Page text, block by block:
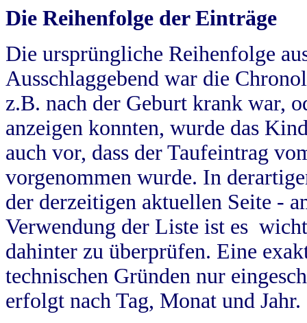
Die Reihenfolge der Einträge
Die ursprüngliche Reihenfolge
Ausschlaggebend war die
z.B. nach der Geburt krank war,
anzeigen konnten, wurde das
auch vor, dass der Taufeintrag
vorgenommen wurde. In
der derzeitigen aktuellen Seite -
Verwendung der Liste ist es
dahinter zu überprüfen. Eine
technischen Gründen nur
erfolgt nach Tag, Monat und Jahr.